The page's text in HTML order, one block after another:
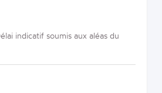
indicatif soumis aux aléas du